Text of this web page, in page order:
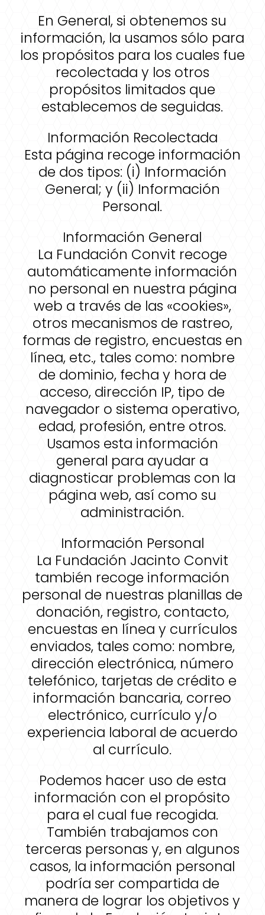
En General, si obtenemos su
información, la usamos sólo para
los propósitos para los cuales fue
recolectada y los otros
propósitos limitados que
establecemos de seguidas.
Información Recolectada
Esta página recoge información
de dos tipos: (i) Información
General; y (ii) Información
Personal.
Información General
La Fundación Convit recoge
automáticamente información
no personal en nuestra página
web a través de las «cookies»,
otros mecanismos de rastreo,
formas de registro, encuestas en
línea, etc., tales como: nombre
de dominio, fecha y hora de
acceso, dirección IP, tipo de
navegador o sistema operativo,
edad, profesión, entre otros.
Usamos esta información
general para ayudar a
diagnosticar problemas con la
página web, así como su
administración.
Información Personal
La Fundación Jacinto Convit
también recoge información
personal de nuestras planillas de
donación, registro, contacto,
encuestas en línea y currículos
enviados, tales como: nombre,
dirección electrónica, número
telefónico, tarjetas de crédito e
información bancaria, correo
electrónico, currículo y/o
experiencia laboral de acuerdo
al currículo.
Podemos hacer uso de esta
información con el propósito
para el cual fue recogida.
También trabajamos con
terceras personas y, en algunos
casos, la información personal
podría ser compartida de
manera de lograr los objetivos y